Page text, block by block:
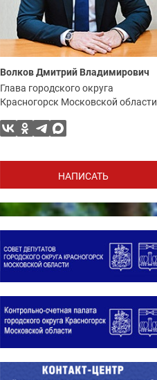
Волков Дмитрий Владимирович
Глава городского округа
Красногорск Московской области
НАПИСАТЬ